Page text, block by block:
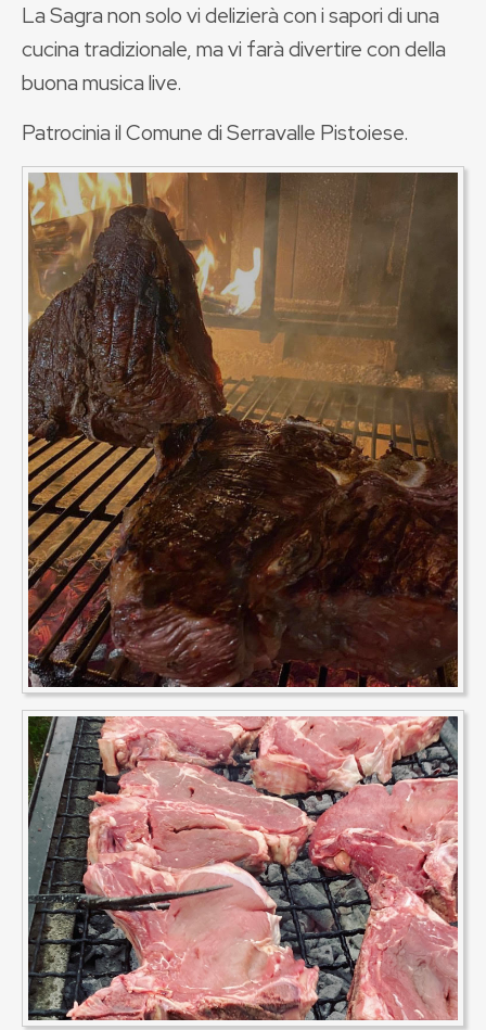
La Sagra non solo vi delizierà con i sapori di una
cucina tradizionale, ma vi farà divertire con della
buona musica live.
Patrociniail Comune di Serravalle Pistoiese.